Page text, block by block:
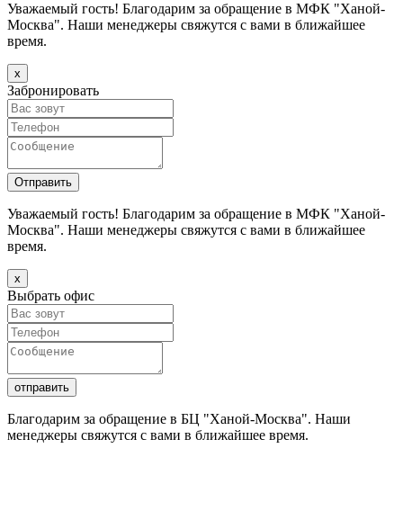
Уважаемый гость! Благодарим за обращение в МФК "Ханой-
Москва". Наши менеджеры свяжутся с вами в ближайшее
время.
х
Забронировать
Уважаемый гость! Благодарим за обращение в МФК "Ханой-
Москва". Наши менеджеры свяжутся с вами в ближайшее
время.
х
Выбрать офис
Благодарим за обращение в БЦ "Ханой-Москва". Наши
менеджеры свяжутся с вами в ближайшее время.